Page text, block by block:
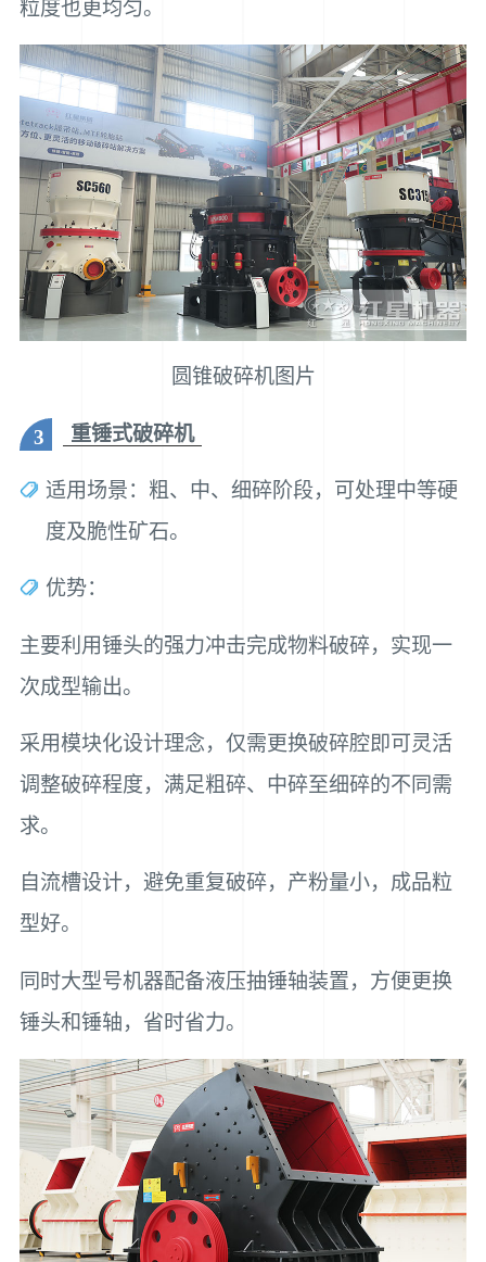
粒度也更均匀。
圆锥破碎机图片
3 重锤式破碎机
适用场景：粗、中、细碎阶段，可处理中等硬
度及脆性矿石。
优势：
主要利用锤头的强力冲击完成物料破碎，实现一
次成型输出。
采用模块化设计理念，仅需更换破碎腔即可灵活
调整破碎程度，满足粗碎、中碎至细碎的不同需
求。
自流槽设计，避免重复破碎，产粉量小，成品粒
型好。
同时大型号机器配备液压抽锤轴装置，方便更换
锤头和锤轴，省时省力。